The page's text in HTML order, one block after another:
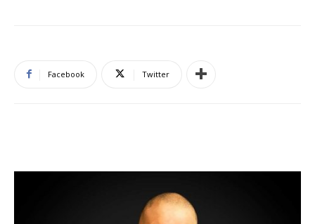
Facebook Twitter